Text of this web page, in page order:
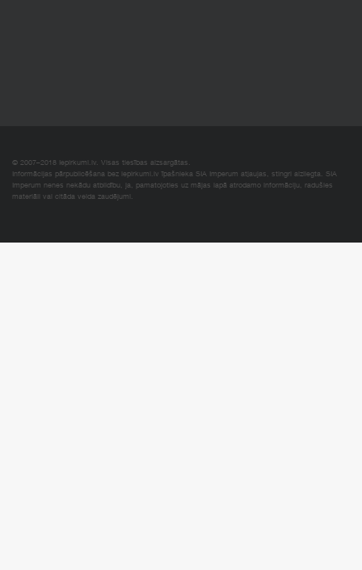
© 2007–2018 Iepirkumi.lv. Visas tiesības aizsargātas.
Informācijas pārpublicēšana bez iepirkumi.lv īpašnieka SIA Imperum atļaujas, stingri aizliegta. SIA
Imperum nenes nekādu atbildību, ja, pamatojoties uz mājas lapā atrodamo informāciju, radušies
materiāli vai citāda veida zaudējumi.